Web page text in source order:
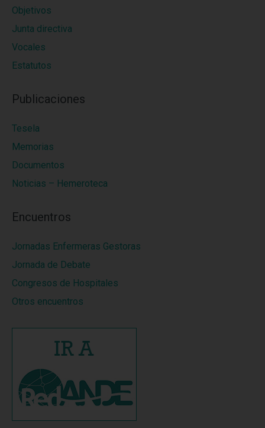
Objetivos
Junta directiva
Vocales
Estatutos
Publicaciones
Tesela
Memorias
Documentos
Noticias – Hemeroteca
Encuentros
Jornadas Enfermeras Gestoras
Jornada de Debate
Congresos de Hospitales
Otros encuentros